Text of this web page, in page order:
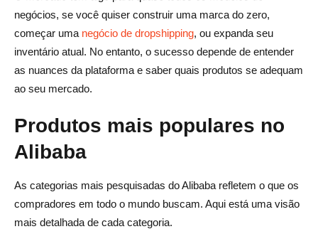
negócios, se você quiser construir uma marca do zero,
começar uma negócio de dropshipping, ou expanda seu
inventário atual. No entanto, o sucesso depende de entender
as nuances da plataforma e saber quais produtos se adequam
ao seu mercado.
Produtos mais populares no
Alibaba
As categorias mais pesquisadas do Alibaba refletem o que os
compradores em todo o mundo buscam. Aqui está uma visão
mais detalhada de cada categoria.